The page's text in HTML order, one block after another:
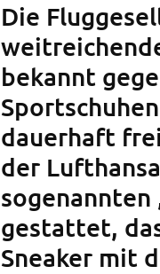
Die
bekannt
dauerhaft
der
sogenannten
gestattet,
Sneaker mit